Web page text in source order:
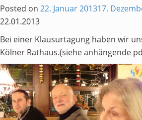
Posted on 22. Januar 201317.
22.01.2013
Bei einer Klausurtagung haben wir
Kölner Rathaus.(siehe anhängende